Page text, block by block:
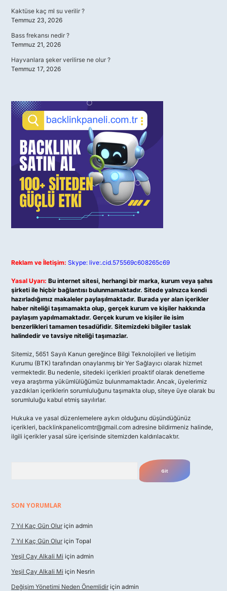
Kaktüse kaç ml su verilir ?
Temmuz 23, 2026
Bass frekansı nedir ?
Temmuz 21, 2026
Hayvanlara şeker verilirse ne olur ?
Temmuz 17, 2026
Reklam ve İletişim: Skype: live:.cid.575569c608265c69
Yasal Uyarı: Bu internet sitesi, herhangi bir marka, kurum veya şahıs
şirketi ile hiçbir bağlantısı bulunmamaktadır. Sitede yalnızca kendi
hazırladığımız makaleler paylaşılmaktadır. Burada yer alan içerikler
haber niteliği taşımamakta olup, gerçek kurum ve kişiler hakkında
paylaşım yapılmamaktadır. Gerçek kurum ve kişiler ile isim
benzerlikleri tamamen tesadüfidir. Sitemizdeki bilgiler taslak
halindedir ve tavsiye niteliği taşımazlar.
Sitemiz, 5651 Sayılı Kanun gereğince Bilgi Teknolojileri ve İletişim
Kurumu (BTK) tarafından onaylanmış bir Yer Sağlayıcı olarak hizmet
vermektedir. Bu nedenle, sitedeki içerikleri proaktif olarak denetleme
veya araştırma yükümlülüğümüz bulunmamaktadır. Ancak, üyelerimiz
yazdıkları içeriklerin sorumluluğunu taşımakta olup, siteye üye olarak bu
sorumluluğu kabul etmiş sayılırlar.
Hukuka ve yasal düzenlemelere aykırı olduğunu düşündüğünüz
içerikleri, backlinkpanelicomtr@gmail.com adresine bildirmeniz halinde,
ilgili içerikler yasal süre içerisinde sitemizden kaldırılacaktır.
SON YORUMLAR
7 Yıl Kaç Gün Olur için admin
7 Yıl Kaç Gün Olur için Topal
Yeşil Çay Alkali Mi için admin
Yeşil Çay Alkali Mi için Nesrin
Değişim Yönetimi Neden Önemlidir için admin